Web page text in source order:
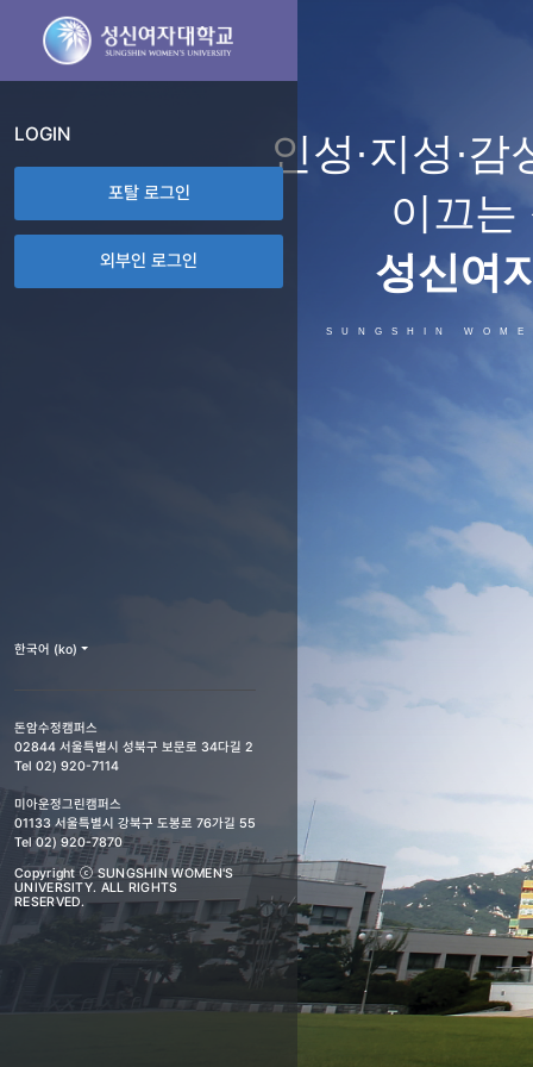
인성·지성·
이끄는
성신여
S U N G S H I N W O M
LOGIN
포탈 로그인
외부인 로그인
한국어 ‎(ko)‎
돈암수정캠퍼스
02844 서울특별시 성북구 보문로 34다길 2
Tel 02) 920-7114
미아운정그린캠퍼스
01133 서울특별시 강북구 도봉로 76가길 55
Tel 02) 920-7870
Copyright ⓒ SUNGSHIN WOMEN'S
UNIVERSITY. ALL RIGHTS
RESERVED.